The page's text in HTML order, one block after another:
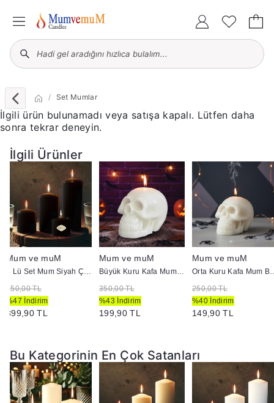
Set Mumlar
İlgili ürün bulunamadı veya satışa kapalı. Lütfen daha
sonra tekrar deneyin.
İlgili Ürünler
Mum ve muM
4 Lü Set Mum Siyah Çap :5 cm
750,00 TL
%47 İndirim
399,90 TL
Mum ve muM
Büyük Kuru Kafa Mum Beyaz
350,00 TL
%43 İndirim
199,90 TL
Mum ve muM
Orta Kuru
250,00 TL
%40 İndirim
149,90 TL
Bu Kategorinin En Çok Satanları